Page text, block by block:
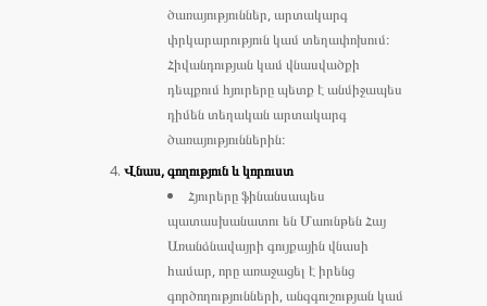
ծառայություններ, արտակարգ
փրկարարություն կամ տեղափոխում։
Հիվանդության կամ վնասվածքի
դեպքում հյուրերը պետք է անմիջապես
դիմեն տեղական արտակարգ
ծառայություններին։
Վնաս, գողություն և կորուստ
Հյուրերը ֆինանսապես
պատասխանատու են Մաունթեն Հայ
Առանձնավայրի գույքային վնասի
համար, որը առաջացել է իրենց
գործողությունների, անզգուշության կամ